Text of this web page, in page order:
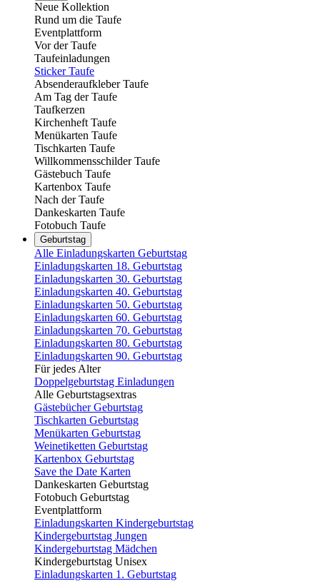
Neue Kollektion
Rund um die Taufe
Eventplattform
Vor der Taufe
Taufeinladungen
Sticker Taufe
Absenderaufkleber Taufe
Am Tag der Taufe
Taufkerzen
Kirchenheft Taufe
Menükarten Taufe
Tischkarten Taufe
Willkommensschilder Taufe
Gästebuch Taufe
Kartenbox Taufe
Nach der Taufe
Dankeskarten Taufe
Fotobuch Taufe
Geburtstag
Alle Einladungskarten Geburtstag
Einladungskarten 18. Geburtstag
Einladungskarten 30. Geburtstag
Einladungskarten 40. Geburtstag
Einladungskarten 50. Geburtstag
Einladungskarten 60. Geburtstag
Einladungskarten 70. Geburtstag
Einladungskarten 80. Geburtstag
Einladungskarten 90. Geburtstag
Für jedes Alter
Doppelgeburtstag Einladungen
Alle Geburtstagsextras
Gästebücher Geburtstag
Tischkarten Geburtstag
Menükarten Geburtstag
Weinetiketten Geburtstag
Kartenbox Geburtstag
Save the Date Karten
Dankeskarten Geburtstag
Fotobuch Geburtstag
Eventplattform
Einladungskarten Kindergeburtstag
Kindergeburtstag Jungen
Kindergeburtstag Mädchen
Kindergeburtstag Unisex
Einladungskarten 1. Geburtstag